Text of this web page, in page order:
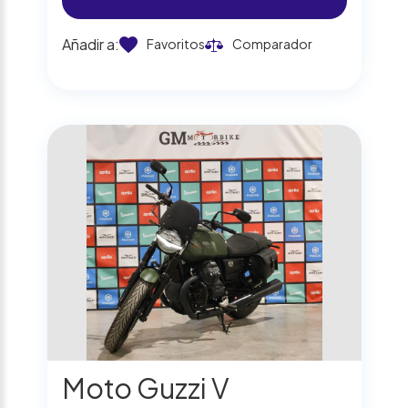
Añadir a: Favoritos Comparador
Moto Guzzi V